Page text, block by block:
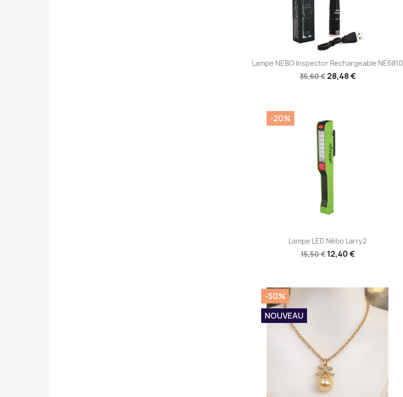
Aperçu rapide
Lampe NEBO Inspector Rechargeable NE6810
35,60 €28,48 €
Aperçu rapide
Lampe LED Nébo Larry2
15,50 € 12,40 €
-20%
-50%
NOUVEAU